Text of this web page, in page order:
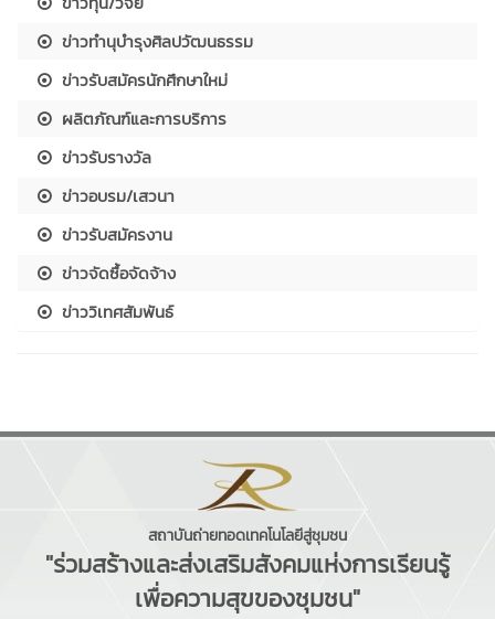
ข่าวทำนุบำรุงศิลปวัฒนธรรม
ข่าวรับสมัครนักศึกษาใหม่
ผลิตภัณฑ์และการบริการ
ข่าวรับรางวัล
ข่าวอบรม/เสวนา
ข่าวรับสมัครงาน
ข่าวจัดซื้อจัดจ้าง
ข่าววิเทศสัมพันธ์
สถาบันถ่ายทอดเทคโนโลยีสู่ชุมชน
"ร่วมสร้างและส่งเสริมสังคมแห่งการเรียนรู้
เพื่อความสุขของชุมชน"